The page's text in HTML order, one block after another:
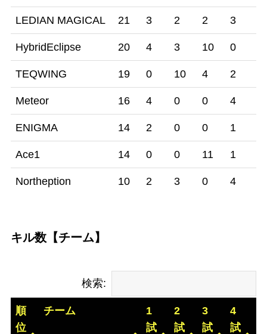
LEDIAN MAGICAL 21 3 2 2 3
HybridEclipse 20 4 3 10 0
TEQWING 19 0 10 4 2
Meteor 16 4 0 0 4
ENIGMA 14 2 0 0 1
Ace1 14 0 0 11 1
Northeption 10 2 3 0 4
キル数【チーム】
検索:
順
位
チーム
1
試
2
試
3
試
4
試